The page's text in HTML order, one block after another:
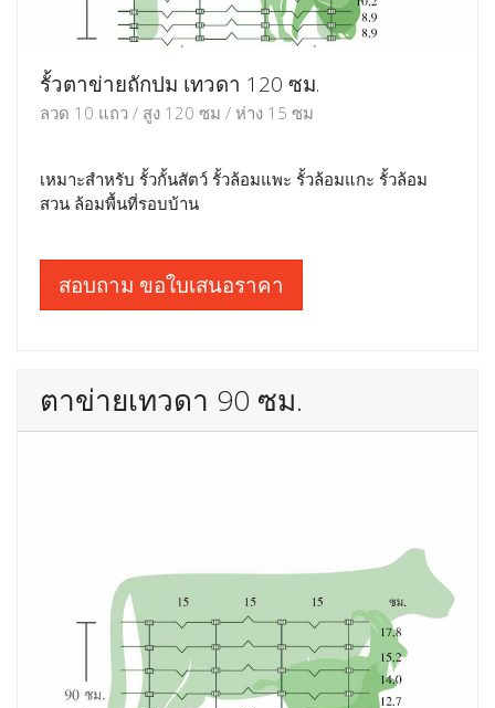
รั้วตาข่ายถักปม เทวดา 120 ซม.
ลวด 10 แถว / สูง 120 ซม / ห่าง 15 ซม
เหมาะสำหรับ รั้วกั้นสัตว์ รั้วล้อมแพะ รั้วล้อมแกะ รั้วล้อม
สวน ล้อมพื้นที่รอบบ้าน
สอบถาม ขอใบเสนอราคา
ตาข่ายเทวดา 90 ซม.